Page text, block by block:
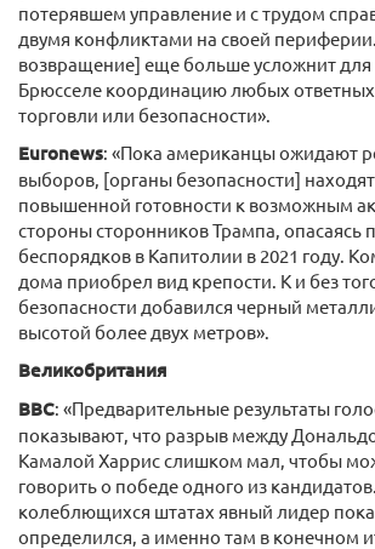
потерявшем управление и с трудом
двумя конфликтами на своей
возвращение] еще больше усложнит для
Брюсселе координацию любых
торговли или безопасности».
Euronews: «Пока американцы ожидают
выборов, [органы безопасности]
повышенной готовности к возможным
стороны сторонников Трампа, опасаясь
беспорядков в Капитолии в 2021 году.
дома приобрел вид крепости. К и без
безопасности добавился черный
высотой более двух метров».
Великобритания
BBC: «Предварительные результаты
показывают, что разрыв между
Камалой Харрис слишком мал, чтобы
говорить о победе одного из
колеблющихся штатах явный лидер пока
определился, а именно там в конечном